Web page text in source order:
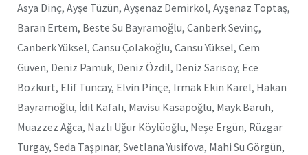
Asya Dinç, Ayşe Tüzün, Ayşenaz Demirkol, Ayşenaz Toptaş,
Baran Ertem, Beste Su Bayramoğlu, Canberk Sevinç,
Canberk Yüksel, Cansu Çolakoğlu, Cansu Yüksel, Cem
Güven, Deniz Pamuk, Deniz Özdil, Deniz Sarısoy, Ece
Bozkurt, Elif Tuncay, Elvin Pinçe, Irmak Ekin Karel, Hakan
Bayramoğlu, İdil Kafalı, Mavisu Kasapoğlu, Mayk Baruh,
Muazzez Ağca, Nazlı Uğur Köylüoğlu, Neşe Ergün, Rüzgar
Turgay, Seda Taşpınar, Svetlana Yusifova, Mahi Su Görgün,